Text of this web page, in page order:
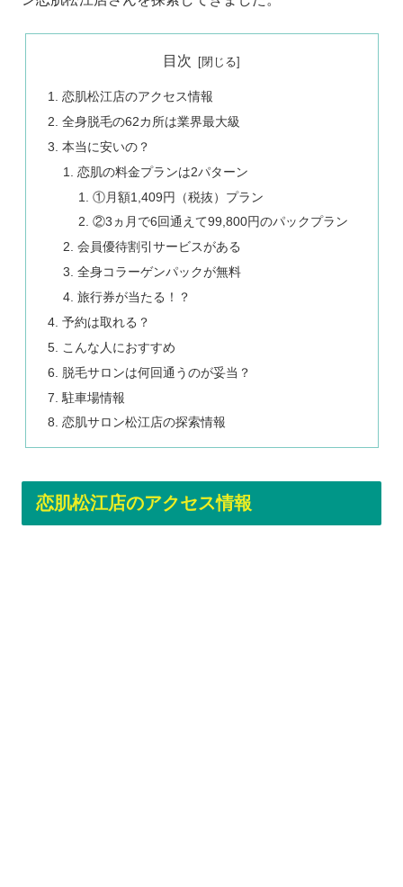
目次
恋肌松江店のアクセス情報
全身脱毛の62カ所は業界最大級
本当に安いの？
恋肌の料金プランは2パターン
①月額1,409円（税抜）プラン
②3ヵ月で6回通えて99,800円のパックプラン
会員優待割引サービスがある
全身コラーゲンパックが無料
旅行券が当たる！？
予約は取れる？
こんな人におすすめ
脱毛サロンは何回通うのが妥当？
駐車場情報
恋肌サロン松江店の探索情報
恋肌松江店のアクセス情報